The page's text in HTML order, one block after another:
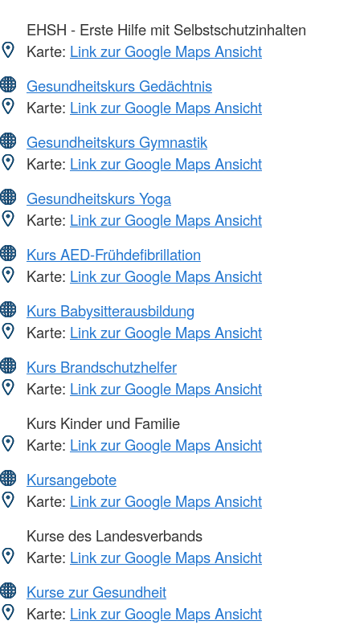
EHSH - Erste Hilfe mit Selbstschutzinhalten
Karte: Link zur Google Maps Ansicht
Gesundheitskurs Gedächtnis
Karte: Link zur Google Maps Ansicht
Gesundheitskurs Gymnastik
Karte: Link zur Google Maps Ansicht
Gesundheitskurs Yoga
Karte: Link zur Google Maps Ansicht
Kurs AED-Frühdefibrillation
Karte: Link zur Google Maps Ansicht
Kurs Babysitterausbildung
Karte: Link zur Google Maps Ansicht
Kurs Brandschutzhelfer
Karte: Link zur Google Maps Ansicht
Kurs Kinder und Familie
Karte: Link zur Google Maps Ansicht
Kursangebote
Karte: Link zur Google Maps Ansicht
Kurse des Landesverbands
Karte: Link zur Google Maps Ansicht
Kurse zur Gesundheit
Karte: Link zur Google Maps Ansicht